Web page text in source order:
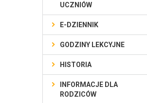
UCZNIÓW
E-DZIENNIK
GODZINY LEKCYJNE
HISTORIA
INFORMACJE DLA
RODZICÓW